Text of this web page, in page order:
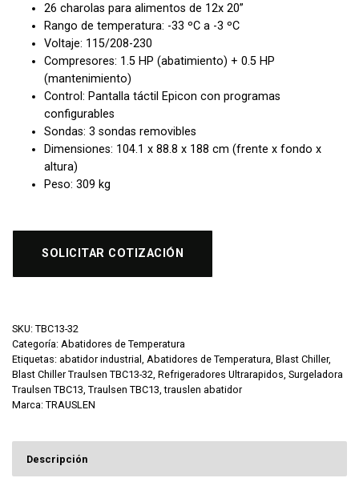
26 charolas para alimentos de 12x 20”
Rango de temperatura: -33 ºC a -3 ºC
Voltaje: 115/208-230
Compresores: 1.5 HP (abatimiento) + 0.5 HP
(mantenimiento)
Control: Pantalla táctil Epicon con programas
configurables
Sondas: 3 sondas removibles
Dimensiones: 104.1 x 88.8 x 188 cm (frente x fondo x
altura)
Peso: 309 kg
SOLICITAR COTIZACIÓN
SKU: TBC13-32
Categoría: Abatidores de Temperatura
Etiquetas: abatidor industrial Abatidores de Temperatura Blast Chiller,
Blast Chiller Traulsen TBC13-32 Refrigeradores Ultrarapidos Surgeladora
Traulsen TBC13 Traulsen TBC13 ,trauslen abatidor
Marca: TRAUSLEN
Descripción